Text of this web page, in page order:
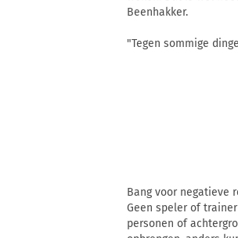
Beenhakker.
"Tegen sommige
Bang voor negatieve
Geen speler of
personen of